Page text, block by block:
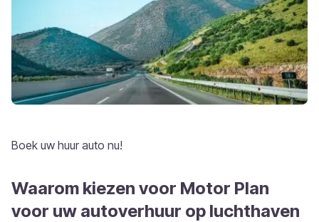
Boek uw huur auto nu!
Waarom kiezen voor Motor Plan
voor uw autoverhuur op luchthaven